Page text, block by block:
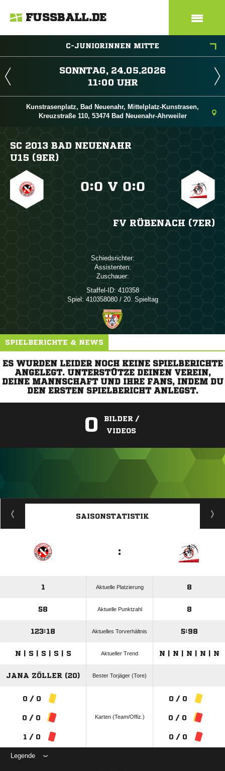
FUSSBALL.DE
C-JUNIORINNEN MITTE
 
 
Kunstrasenplatz, Bad Neuenahr, Mittelplatz-Kunstrasen,
Kreuzstraße 110, 53474 Bad Neuenahr-Ahrweiler
SC 2013 BAD NEUENAHR
U15 (9ER)
: V :
FV RÜBENACH (7ER)
Schiedsrichter:
Assistenten:
Zuschauer:
Staffel-ID: 410358
Spiel: 410358080 / 20. Spieltag
SPIELBERICHTE & NEWS
ES WURDEN LEIDER NOCH KEINE SPIELBERICHTE
ANGELEGT. UNTERSTÜTZE DEINEN VEREIN,
DEINE MANNSCHAFT UND IHRE FANS, INDEM DU
DEN ERSTEN SPIELBERICHT ANLEGST.
0
BILDER /
VIDEOS
ANZEIGE
SAISONSTATISTIK
:
1 Aktuelle Platzierung 8
58 Aktuelle Punktzahl 8
123:18 Aktuelles Torverhältnis 5:98
N | S | S | S | S Aktueller Trend N | N | N | N | N
JANA ZÖLLER (20) Bester Torjäger (Tore)
0 / 0
0 / 0
1 / 0
Karten (Team/Offiz.)
0 / 0
0 / 0
0 / 0
Legende